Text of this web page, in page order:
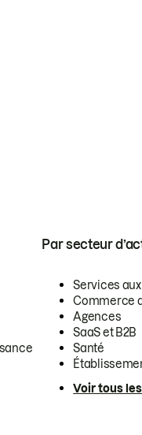
Par secteur
Services
Commerce
Agences
SaaS et B2B
Santé
Voir tous